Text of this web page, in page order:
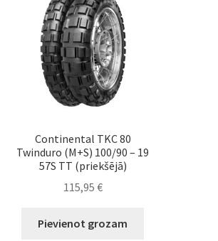
Continental TKC 80
Twinduro (M+S) 100/90 – 19
57S TT (priekšējā)
115,95 €
Pievienot grozam